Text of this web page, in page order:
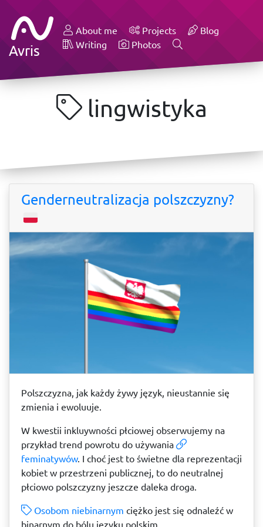
Avris
About me Projects
Blog
Writing
Photos
lingwistyka
Genderneutralizacja polszczyzny?
Polszczyzna, jak każdy żywy język, nieustannie się
zmienia i ewoluuje.
W kwestii inkluywności płciowej obserwujemy na
przykład trend powrotu do używania
feminatywów. I choć jest to świetne dla reprezentacji
kobiet w przestrzeni publicznej, to do neutralnej
płciowo polszczyzny jeszcze daleka droga.
Osobom niebinarnym ciężko jest się odnaleźć w
binarnym do bólu języku polskim.